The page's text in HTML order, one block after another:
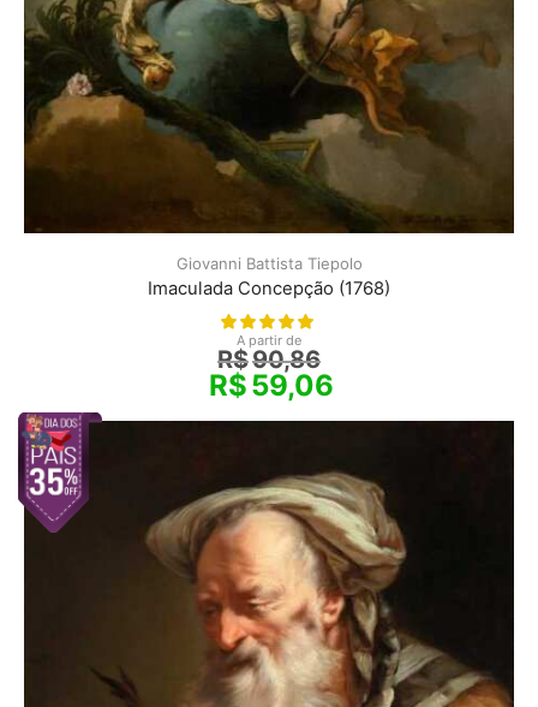
Giovanni Battista Tiepolo
Imaculada Concepção (1768)
A partir de
R$90,86
R$59,06